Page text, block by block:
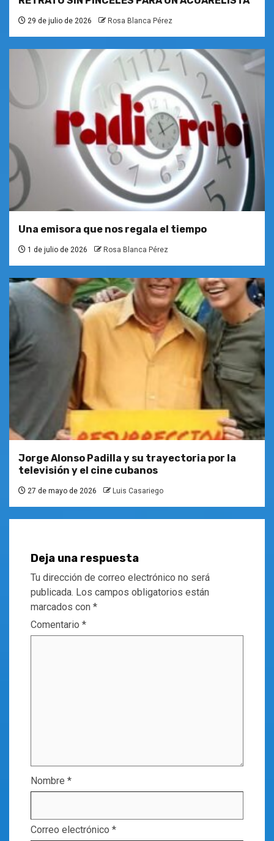
29 de julio de 2026 Rosa Blanca Pérez
Una emisora que nos regala el tiempo
1 de julio de 2026 Rosa Blanca Pérez
Jorge Alonso Padilla y su trayectoria por la
televisión y el cine cubanos
27 de mayo de 2026 Luis Casariego
Deja una respuesta
Tu dirección de correo electrónico no será
publicada. Los campos obligatorios están
marcados con *
Comentario *
Nombre *
Correo electrónico *